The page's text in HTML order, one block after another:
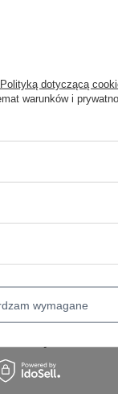
2x2.5mm²
2 x Prosty
Polityką dotyczącą
warunków i
wymagane